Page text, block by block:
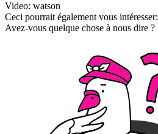
Video: watson
Ceci pourrait également vous intéresser:
Avez-vous quelque chose à nous dire ?